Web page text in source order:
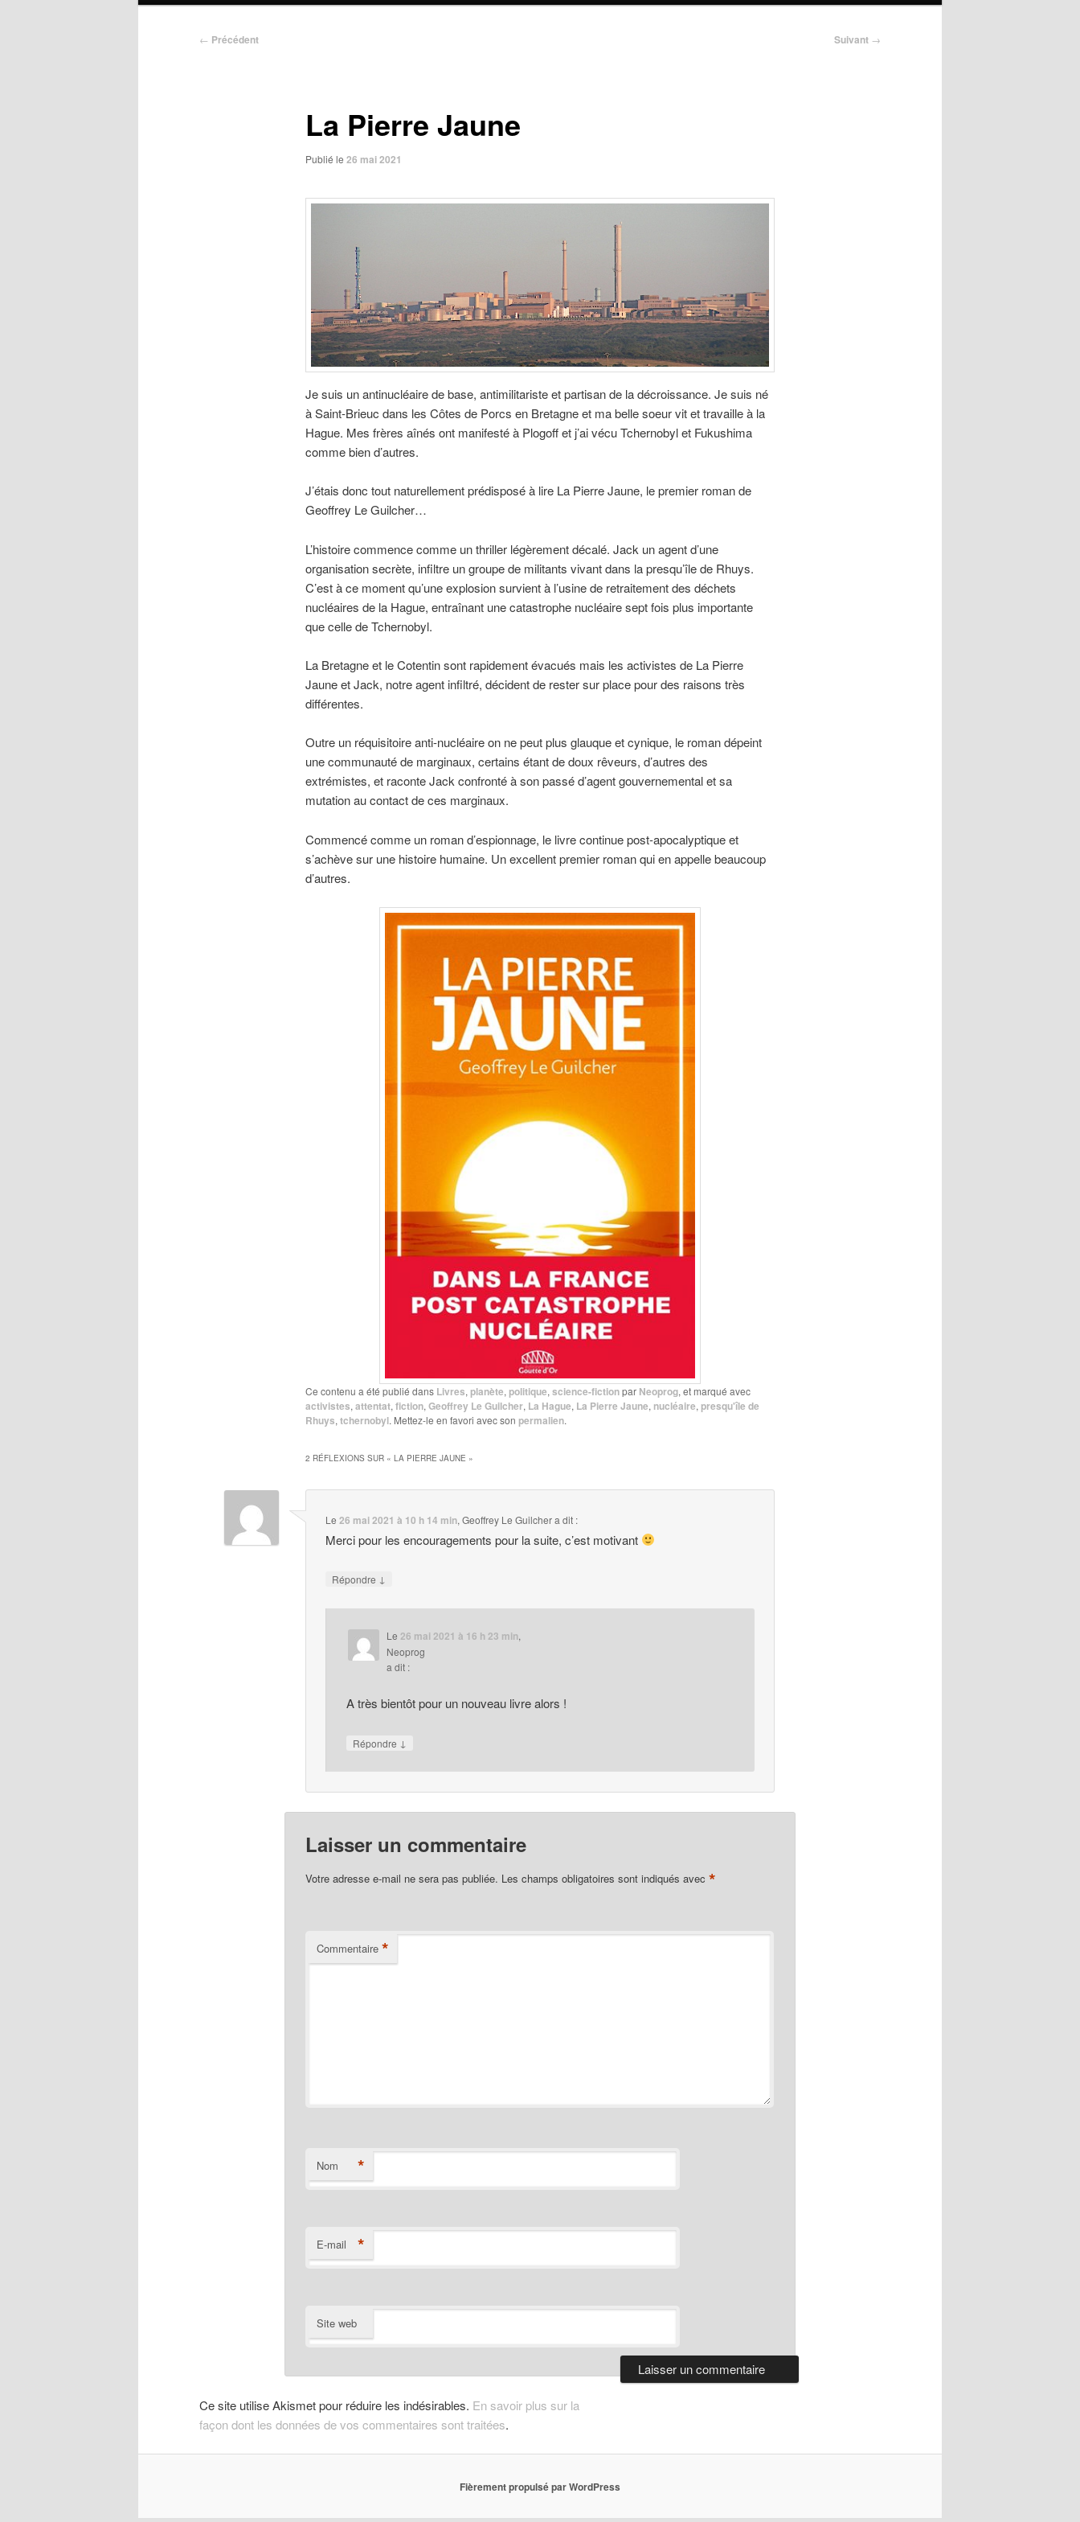
Navigation
← Précédent Suivant →
La Pierre Jaune
Publié le 26 mai 2021
Je suis un antinucléaire de base, antimilitariste et partisan de la décroissance. Je suis né
à Saint-Brieuc dans les Côtes de Porcs en Bretagne et ma belle soeur vit et travaille à la
Hague. Mes frères aînés ont manifesté à Plogoff et j’ai vécu Tchernobyl et Fukushima
comme bien d’autres.
J’étais donc tout naturellement prédisposé à lire La Pierre Jaune, le premier roman de
Geoffrey Le Guilcher…
L’histoire commence comme un thriller légèrement décalé. Jack un agent d’une
organisation secrète, infiltre un groupe de militants vivant dans la presqu’île de Rhuys.
C’est à ce moment qu’une explosion survient à l’usine de retraitement des déchets
nucléaires de la Hague, entraînant une catastrophe nucléaire sept fois plus importante
que celle de Tchernobyl.
La Bretagne et le Cotentin sont rapidement évacués mais les activistes de La Pierre
Jaune et Jack, notre agent infiltré, décident de rester sur place pour des raisons très
différentes.
Outre un réquisitoire anti-nucléaire on ne peut plus glauque et cynique, le roman dépeint
une communauté de marginaux, certains étant de doux rêveurs, d’autres des
extrémistes, et raconte Jack confronté à son passé d’agent gouvernemental et sa
mutation au contact de ces marginaux.
Commencé comme un roman d’espionnage, le livre continue post-apocalyptique et
s’achève sur une histoire humaine. Un excellent premier roman qui en appelle beaucoup
d’autres.
Ce contenu a été publié dans Livres, planète, politique, science-fictionpar Neoprog, et marqué avec
activistes, attentat, fiction, Geoffrey Le Guilcher, La Hague, La Pierre Jaune, nucléaire, presqu'île de
Rhuys, tchernobyl. Mettez-le en favori avec son permalien.
2 RÉFLEXIONS SUR « LA PIERRE JAUNE »
Le26 mai 2021 à 10 h 14 min,Geoffrey Le Guilchera dit :
Merci pour les encouragements pour la suite, c’est motivant
Répondre ↓
Le 26 mai 2021 à 16 h 23 min,
Neoprog
a dit :
A très bientôt pour un nouveau livre alors !
Répondre ↓
Laisser un commentaire
Votre adresse e-mail ne sera pas publiée. Les champs obligatoires sont indiqués avec *
Commentaire *
Nom *
E-mail *
Site web
Ce site utilise Akismet pour réduire les indésirables. En savoir plus sur la
façon dont les données de vos commentaires sont traitées.
Fièrement propulsé par WordPress